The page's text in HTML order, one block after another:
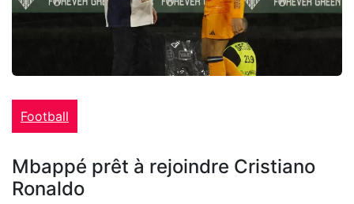
Football
Mbappé prêt à rejoindre Cristiano
Ronaldo